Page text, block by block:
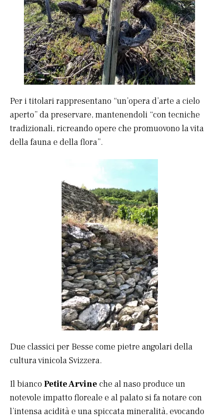
Per i titolari rappresentano “un’opera d’arte a cielo
aperto” da preservare, mantenendoli “con tecniche
tradizionali, ricreando opere che promuovono la vita
della fauna e della flora”.
Due classici per Besse come pietre angolari della
cultura vinicola Svizzera.
Il bianco Petite Arvine che al naso produce un
notevole impatto floreale e al palato si fa notare con
l’intensa acidità e una spiccata mineralità, evocando